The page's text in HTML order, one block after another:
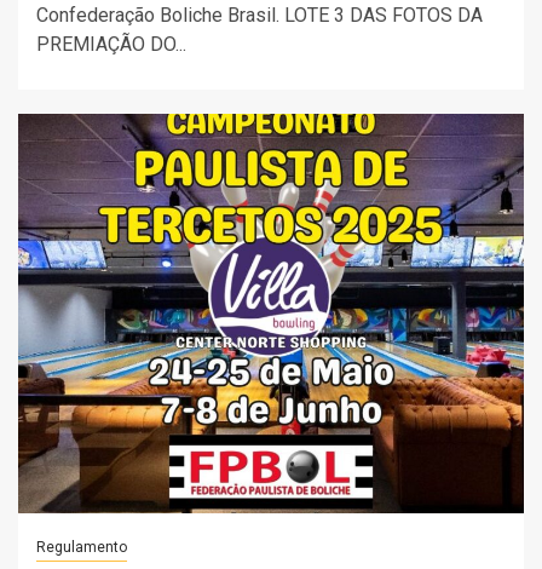
Confederação Boliche Brasil. LOTE 3 DAS FOTOS DA
PREMIAÇÃO DO...
Regulamento